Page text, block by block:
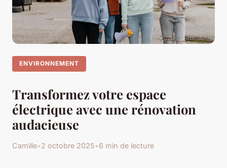
ENVIRONNEMENT
Transformez votre espace
électrique avec une rénovation
audacieuse
Camille•2 octobre 2025•6 min de lecture